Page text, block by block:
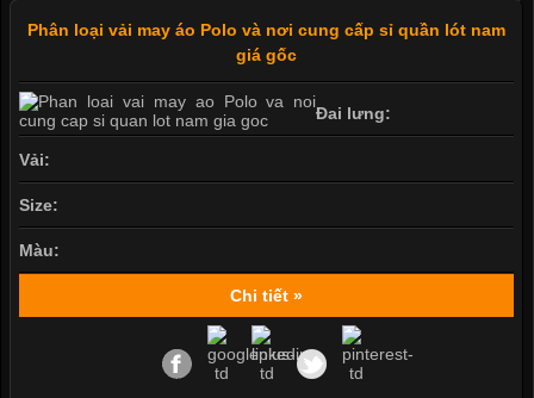
Phân loại vải may áo Polo và nơi cung cấp sỉ quần lót nam
giá gốc
Đai lưng:
Vải:
Size:
Màu:
Chi tiết »